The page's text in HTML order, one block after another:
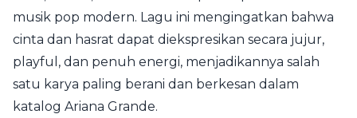
musik pop modern. Lagu ini mengingatkan bahwa
cinta dan hasrat dapat diekspresikan secara jujur,
playful, dan penuh energi, menjadikannya salah
satu karya paling berani dan berkesan dalam
katalog Ariana Grande.